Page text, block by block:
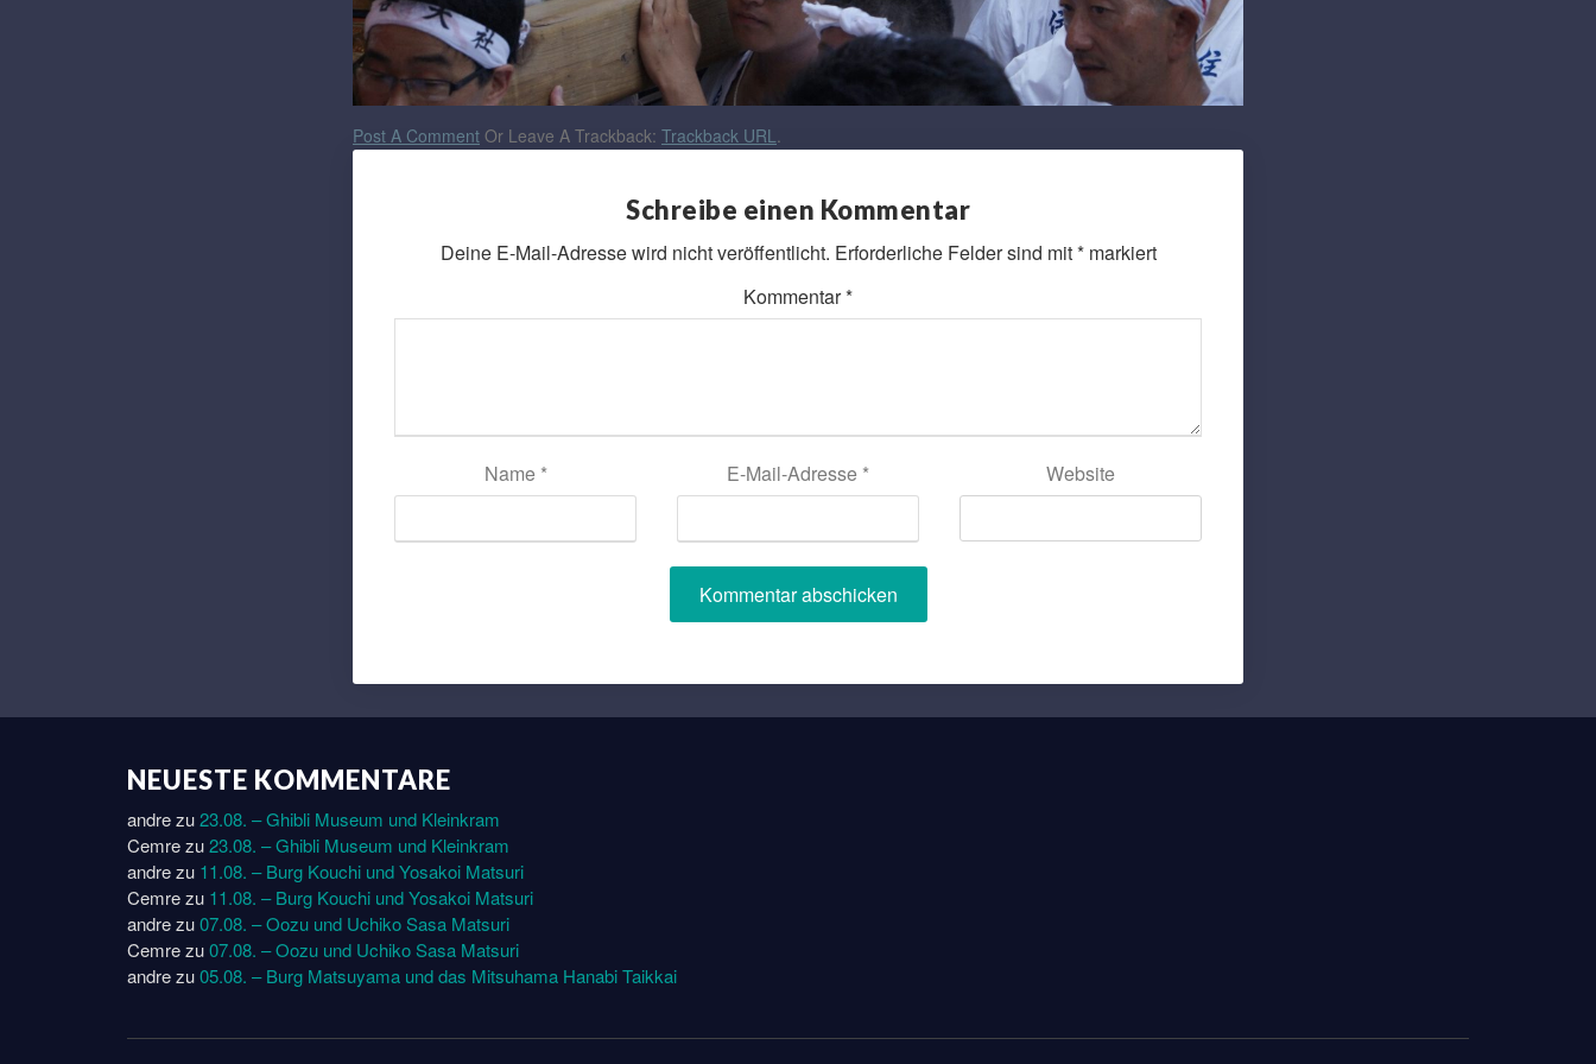
Post A Comment Or Leave A Trackback: Trackback URL
Schreibe einen Kommentar
Deine E-Mail-Adresse wird nicht veröffentlicht. Erforderliche Felder sind mit*markiert
Kommentar*
Name * E-Mail-Adresse * Website
NEUESTE KOMMENTARE
andrezu23.08. – Ghibli Museum und Kleinkram
Cemrezu23.08. – Ghibli Museum und Kleinkram
andrezu 11.08. – Burg Kouchi und Yosakoi Matsuri
Cemrezu 11.08. – Burg Kouchi und Yosakoi Matsuri
andrezu07.08. – Oozu und Uchiko Sasa Matsuri
Cemrezu07.08. – Oozu und Uchiko Sasa Matsuri
andrezu05.08. – Burg Matsuyama und das Mitsuhama Hanabi Taikkai